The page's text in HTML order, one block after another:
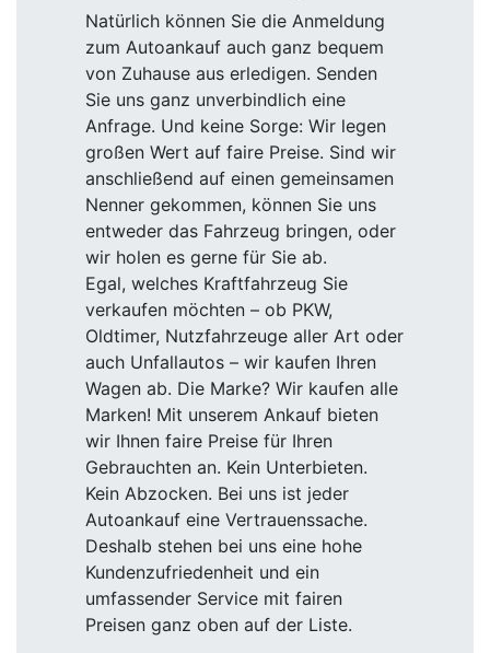
Natürlich können Sie die Anmeldung
zum Autoankauf auch ganz bequem
von Zuhause aus erledigen. Senden
Sie uns ganz unverbindlich eine
Anfrage. Und keine Sorge: Wir legen
großen Wert auf faire Preise. Sind wir
anschließend auf einen gemeinsamen
Nenner gekommen, können Sie uns
entweder das Fahrzeug bringen, oder
wir holen es gerne für Sie ab.
Egal, welches Kraftfahrzeug Sie
verkaufen möchten – ob PKW,
Oldtimer, Nutzfahrzeuge aller Art oder
auch Unfallautos – wir kaufen Ihren
Wagen ab. Die Marke? Wir kaufen alle
Marken! Mit unserem Ankauf bieten
wir Ihnen faire Preise für Ihren
Gebrauchten an. Kein Unterbieten.
Kein Abzocken. Bei uns ist jeder
Autoankauf eine Vertrauenssache.
Deshalb stehen bei uns eine hohe
Kundenzufriedenheit und ein
umfassender Service mit fairen
Preisen ganz oben auf der Liste.